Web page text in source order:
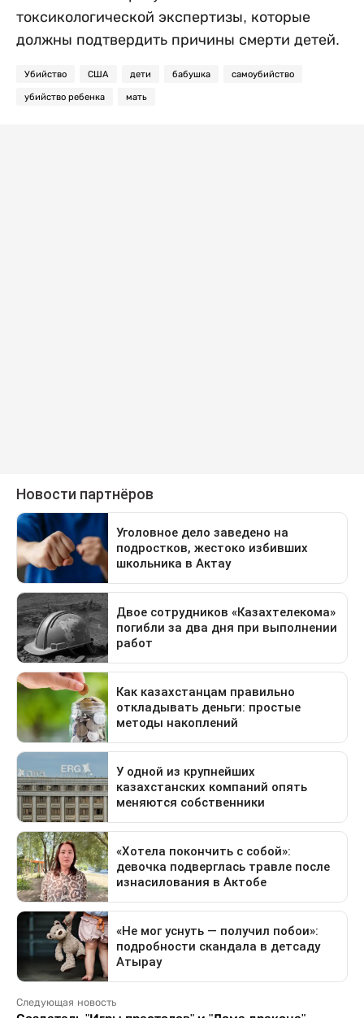
токсикологической экспертизы, которые
должны подтвердить причины смерти детей.
Убийство США дети бабушка самоубийство
убийство ребенка мать
Следующая новость